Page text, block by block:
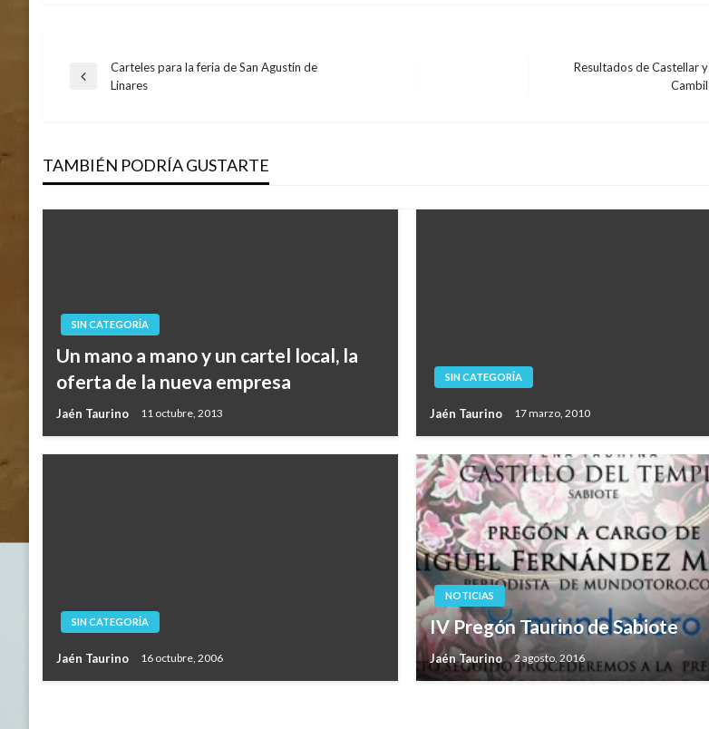
Navegación
entradas
Entrada
Carteles para la feria de San Agustín de
Linares
Resultados de Castellar y
Cambil
TAMBIÉN PODRÍA GUSTARTE
SIN CATEGORÍA
Un mano a mano y un cartel local, la
oferta de la nueva empresa
Jaén Taurino 11 octubre, 2013
SIN CATEGORÍA
Jaén Taurino 17 marzo, 2010
SIN CATEGORÍA
Jaén Taurino 16 octubre, 2006
NOTICIAS
IV Pregón Taurino de Sabiote
Jaén Taurino 2 agosto, 2016